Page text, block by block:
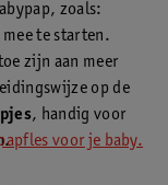
zoals:
te starten.
zijn aan meer
, handig voor
op de
voor je baby.